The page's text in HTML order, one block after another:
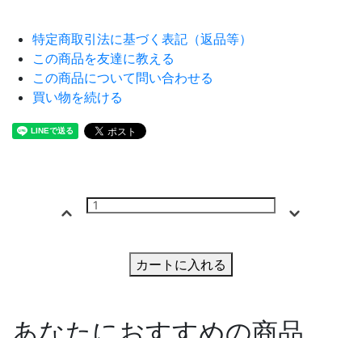
特定商取引法に基づく表記（返品等）
この商品を友達に教える
この商品について問い合わせる
買い物を続ける
カートに入れる